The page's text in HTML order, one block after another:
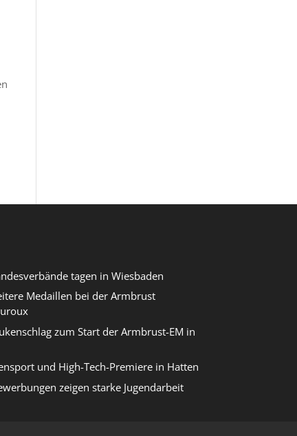
tagen in Wiesbaden
Medaillen bei der Armbrust
zum Start der Armbrust-EM in
und High-Tech-Premiere in Hatten
zeigen starke Jugendarbeit